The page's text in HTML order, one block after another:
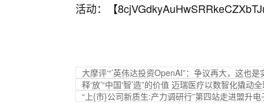
活动：【
大摩评‘“’英伟达投资OpenAI”：争议再大，这也
释‘放’“中国‘智’造”的价值 迈瑞医疗以数智化撬动
“上{市}公司新质生:产力调研行”第四站走进盟升电